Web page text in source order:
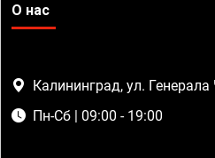
О нас
Калининград, ул.
Пн-Сб | 09:00 - 19:00